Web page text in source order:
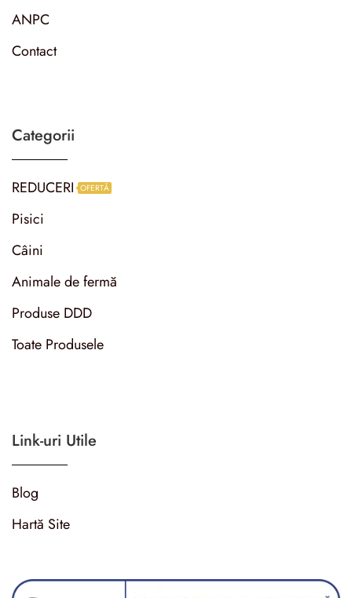
ANPC
Contact
Categorii
REDUCERI OFERTĂ
Pisici
Câini
Animale de fermă
Produse DDD
Toate Produsele
Link-uri Utile
Blog
Hartă Site